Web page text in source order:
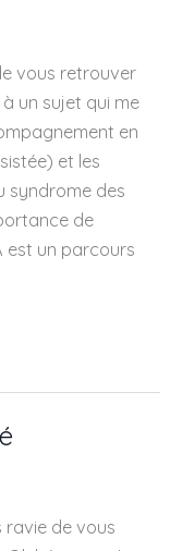
vous retrouver
un sujet qui me
en
et les
syndrome des
de
est un parcours
ravie de vous